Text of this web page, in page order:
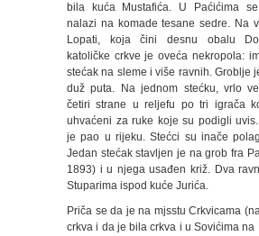
bila kuća Mustafića. U Paćićima
nalazi na komade tesane sedre. Na
Lopati, koja čini desnu obalu
katoličke crkve je oveća nekropola:
stećak na sleme i više ravnih. Groblje
duž puta. Na jednom stećku, vrlo
četiri strane u reljefu po tri igrača
uhvaćeni za ruke koje su podigli
je pao u rijeku. Stećci su inače
Jedan stećak stavljen je na grob fra
1893) i u njega usađen križ. Dva
Stuparima ispod kuće Jurića.
Priča se da je na mjsstu Crkvicama
crkva i da je bila crkva i u Sovićima na